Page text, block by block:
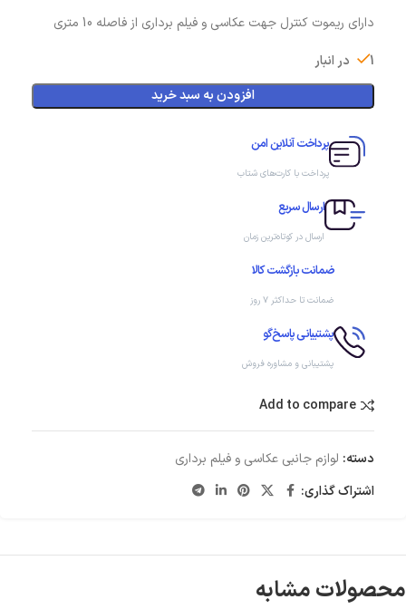
دارای ریموت کنترل جهت عکاسی و فیلم برداری از فاصله 10 متری
1 در انبار
افزودن به سبد خرید
پرداخت آنلاین امن
پرداخت با کارت‌های شتاب
ارسال سریع
ارسال در کوتاه‌ترین زمان
ضمانت بازگشت کالا
ضمانت تا حداکثر ۷ روز
پشتیبانی پاسخ‌گو
پشتیبانی و مشاوره فروش
Add to compare
دسته: لوازم جانبی عکاسی و فیلم برداری
اشتراک گذاری:
محصولات مشابه